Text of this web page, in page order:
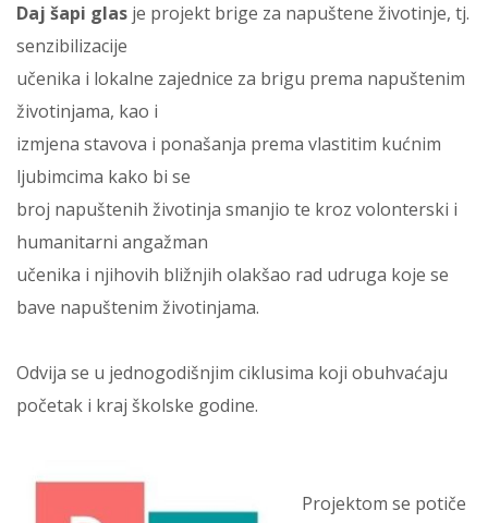
Daj šapi glas je projekt brige za napuštene životinje, tj.
senzibilizacije
učenika i lokalne zajednice za brigu prema napuštenim
životinjama, kao i
izmjena stavova i ponašanja prema vlastitim kućnim
ljubimcima kako bi se
broj napuštenih životinja smanjio te kroz volonterski i
humanitarni angažman
učenika i njihovih bližnjih olakšao rad udruga koje se
bave napuštenim životinjama.
Odvija se u jednogodišnjim ciklusima koji obuhvaćaju
početak i kraj školske godine.
Projektom se ​potiče